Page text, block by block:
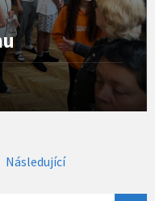
Následující